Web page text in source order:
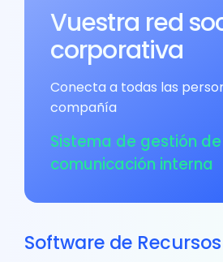
Vuestra red
corporativa
Conecta a todas las
compañía
Sistema de gestión de
comunicación interna
Software de